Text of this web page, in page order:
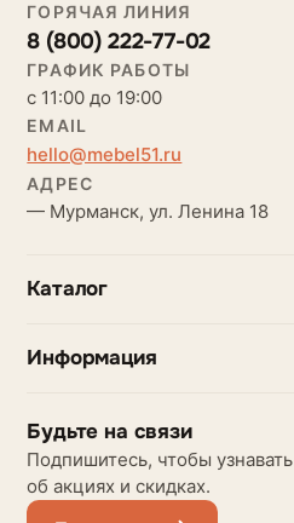
ГОРЯЧАЯ ЛИНИЯ
8 (800) 222-77-02
ГРАФИК РАБОТЫ
с 11:00 до 19:00
EMAIL
hello@mebel51.ru
АДРЕС
— Мурманск, ул. Ленина 18
Каталог
Информация
Будьте на связи
Подпишитесь, чтобы узнавать
об акциях и скидках.